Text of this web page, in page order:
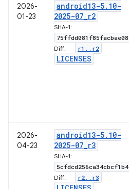
2026-
01-23
android13-5. 10-
2025-07_r2
SHA-1:
75ffdd081f85facbae08
Diff: r1 . . r2
LICENSES
2026-
04-23
android13-5. 10-
2025-07_r3
SHA-1:
5cfdcd256ca34cbcf1b4
Diff: r2. . r3